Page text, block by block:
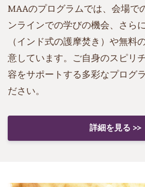
MAAのプログラムでは、会場で
ンラインでの学びの機会、さら
（インド式の護摩焚き）や無料
意しています。ご自身のスピリ
容をサポートする多彩なプログ
ださい。
詳細を見る >>